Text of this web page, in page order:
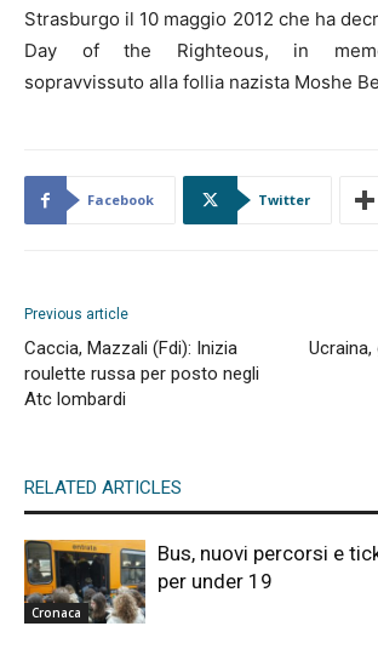
Strasburgo il 10 maggio 2012 che ha
Day of the Righteous, in
sopravvissuto alla follia nazista Moshe
Facebook Twitter
Previous article
Caccia, Mazzali (Fdi): Inizia
roulette russa per posto negli
Atc lombardi
RELATED ARTICLES
Cronaca
Bus, nuovi percorsi e
per under 19